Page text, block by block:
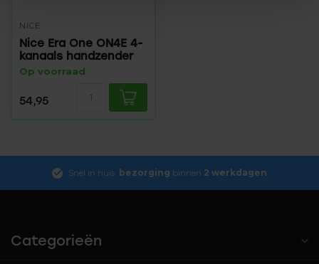
NICE
Nice Era One ON4E 4-
kanaals handzender
Op voorraad
54,95
Snel in huis: bezorging binnen 2 werkdagen
Categorieën